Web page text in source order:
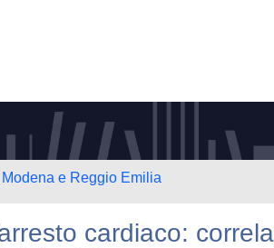
e Reggio Emilia
cardiaco: